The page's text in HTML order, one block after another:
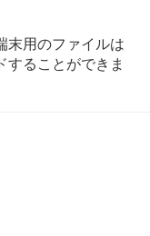
末用のファイルは
ることができま